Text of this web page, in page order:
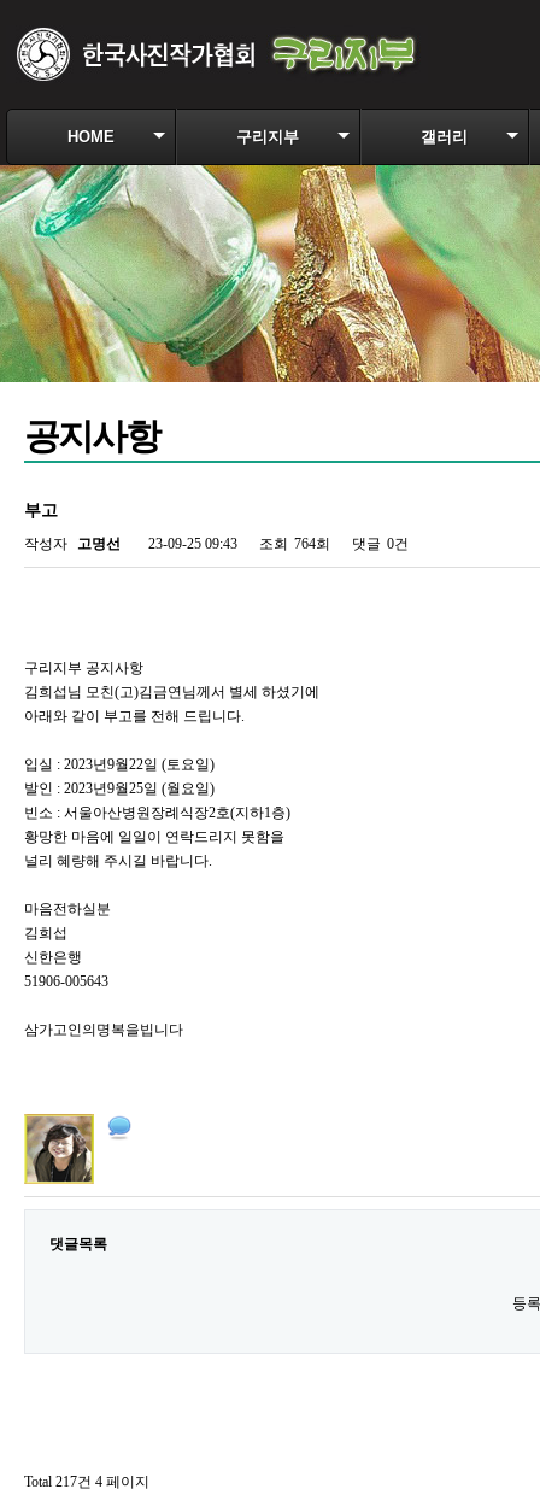
HOME 구리지부 갤러리
공지사항
부고
작성자 고명선 23-09-25 09:43 조회 764회 댓글 0건
구리지부 공지사항
김희섭님 모친(고)김금연님께서 별세 하셨기에
아래와 같이 부고를 전해 드립니다.
입실 : 2023년9월22일 (토요일)
발인 : 2023년9월25일 (월요일)
빈소 : 서울아산병원장례식장2호(지하1층)
황망한 마음에 일일이 연락드리지 못함을
널리 혜량해 주시길 바랍니다.
마음전하실분
김희섭
신한은행
51906-005643
삼가고인의명복을빕니다
댓글목록
등
Total 217건 4 페이지